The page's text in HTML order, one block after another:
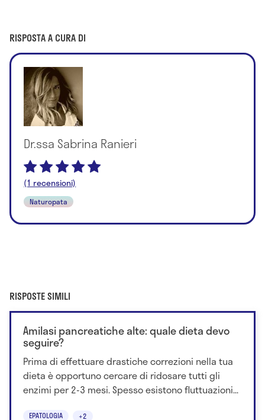
RISPOSTA A CURA DI
Dr.ssa Sabrina Ranieri
(1 recensioni)
Naturopata
RISPOSTE SIMILI
Amilasi pancreatiche alte: quale dieta devo
seguire?
Prima di effettuare drastiche correzioni nella tua
dieta è opportuno cercare di ridosare tutti gli
enzimi per 2-3 mesi. Spesso esistono fluttuazioni...
EPATOLOGIA +2